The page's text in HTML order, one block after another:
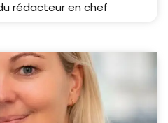
rédacteur en chef